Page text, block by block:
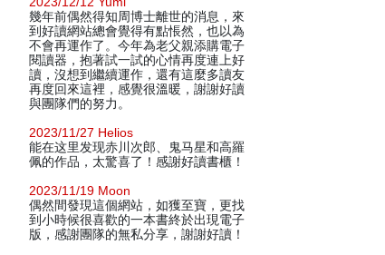
幾年前偶然得知周博士離世的消息，來
到好讀網站總會覺得有點悵然，也以為
不會再運作了。今年為老父親添購電子
閱讀器，抱著試一試的心情再度連上好
讀，沒想到繼續運作，還有這麼多讀友
再度回來這裡，感覺很溫暖，謝謝好讀
與團隊們的努力。
2023/11/27 Helios
能在这里发现赤川次郎、鬼马星和高羅
佩的作品，太驚喜了！感謝好讀書櫃！
2023/11/19 Moon
偶然間發現這個網站，如獲至寶，更找
到小時候很喜歡的一本書終於出現電子
版，感謝團隊的無私分享，謝謝好讀！